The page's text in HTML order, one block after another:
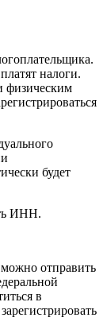
налоги.
физическим
будет
ИНН.
отправить
в